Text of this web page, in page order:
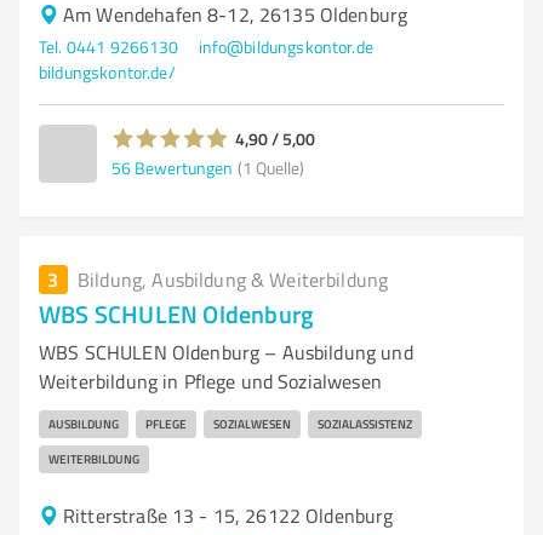
Am Wendehafen 8-12, 26135 Oldenburg
Tel. 0441 9266130
info@bildungskontor.de
bildungskontor.de/
4,90 / 5,00
56 Bewertungen (1 Quelle)
3 Bildung, Ausbildung & Weiterbildung
WBS SCHULEN Oldenburg
WBS SCHULEN Oldenburg – Ausbildung und
Weiterbildung in Pflege und Sozialwesen
AUSBILDUNG PFLEGE SOZIALWESEN SOZIALASSISTENZ
WEITERBILDUNG
Ritterstraße 13 - 15, 26122 Oldenburg